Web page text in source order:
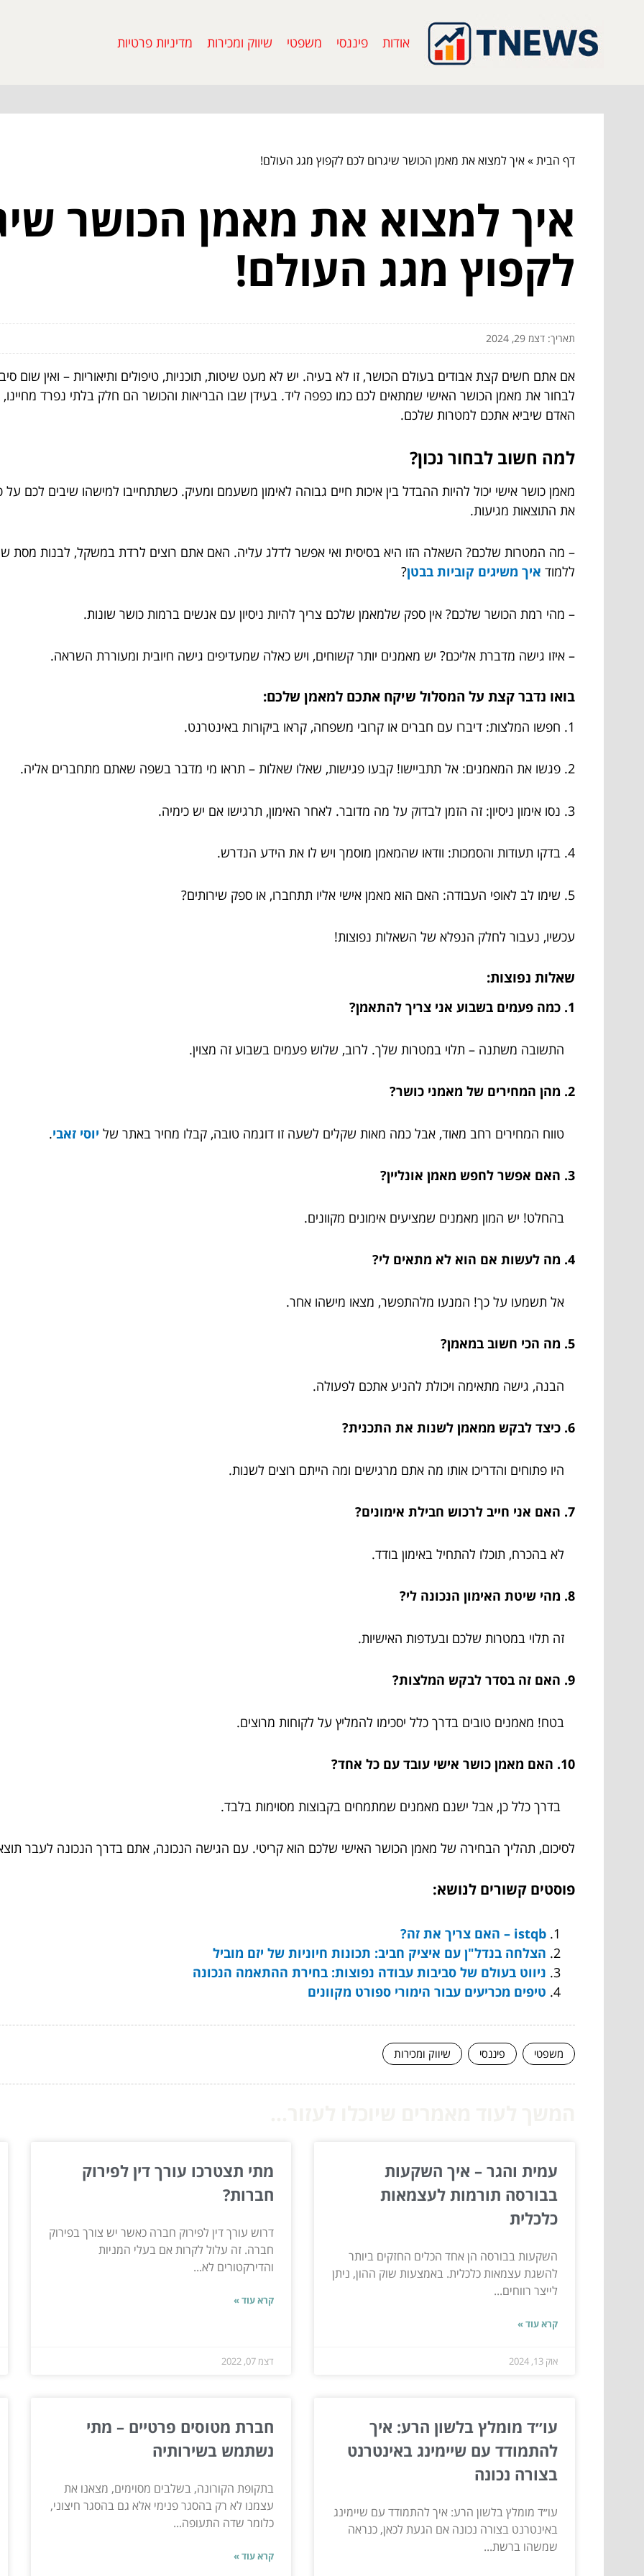
אודות פיננסי משפטי שיווק ומכירות מדיניות פרטיות
דף הבית»איך למצוא את מאמן הכושר שיגרום לכם לקפוץ מגג העולם!
איך למצוא את מאמן הכושר
לקפוץ מגג העולם!
תאריך: דצמ 29, 2024
אם אתם חשים קצת אבודים בעולם הכושר, זו לא בעיה. יש לא מעט שיטות, תוכניות, טיפולים ותיאוריות – ואין
לבחור את מאמן הכושר האישי שמתאים לכם כמו כפפה ליד. בעידן שבו הבריאות והכושר הם חלק בלתי נפרד
האדם שיביא אתכם למטרות שלכם.
למה חשוב לבחור נכון?
מאמן כושר אישי יכול להיות ההבדל בין איכות חיים גבוהה לאימון משעמם ומעיק. כשתתחייבו למישהו שיבים לכם
את התוצאות מגיעות.
– מה המטרות שלכם? השאלה הזו היא בסיסית ואי אפשר לדלג עליה. האם אתם רוצים לרדת במשקל, לבנות מסת
ללמוד איך משיגים קוביות בבטן?
– מהי רמת הכושר שלכם? אין ספק שלמאמן שלכם צריך להיות ניסיון עם אנשים ברמות כושר שונות.
– איזו גישה מדברת אליכם? יש מאמנים יותר קשוחים, ויש כאלה שמעדיפים גישה חיובית ומעוררת השראה.
בואו נדבר קצת על המסלול שיקח אתכם למאמן שלכם:
1. חפשו המלצות: דיברו עם חברים או קרובי משפחה, קראו ביקורות באינטרנט.
2. פגשו את המאמנים: אל תתביישו! קבעו פגישות, שאלו שאלות – תראו מי מדבר בשפה שאתם מתחברים אליה.
3. נסו אימון ניסיון: זה הזמן לבדוק על מה מדובר. לאחר האימון, תרגישו אם יש כימיה.
4. בדקו תעודות והסמכות: וודאו שהמאמן מוסמך ויש לו את הידע הנדרש.
5. שימו לב לאופי העבודה: האם הוא מאמן אישי אליו תתחברו, או ספק שירותים?
עכשיו, נעבור לחלק הנפלא של השאלות נפוצות!
שאלות נפוצות:
1. כמה פעמים בשבוע אני צריך להתאמן?
התשובה משתנה – תלוי במטרות שלך. לרוב, שלוש פעמים בשבוע זה מצוין.
2. מהן המחירים של מאמני כושר?
טווח המחירים רחב מאוד, אבל כמה מאות שקלים לשעה זו דוגמה טובה, קבלו מחיר באתר של יוסי זאבי.
3. האם אפשר לחפש מאמן אונליין?
בהחלט! יש המון מאמנים שמציעים אימונים מקוונים.
4. מה לעשות אם הוא לא מתאים לי?
אל תשמעו על כך! המנעו מלהתפשר, מצאו מישהו אחר.
5. מה הכי חשוב במאמן?
הבנה, גישה מתאימה ויכולת להניע אתכם לפעולה.
6. כיצד לבקש ממאמן לשנות את התכנית?
היו פתוחים והדריכו אותו מה אתם מרגישים ומה הייתם רוצים לשנות.
7. האם אני חייב לרכוש חבילת אימונים?
לא בהכרח, תוכלו להתחיל באימון בודד.
8. מהי שיטת האימון הנכונה לי?
זה תלוי במטרות שלכם ובעדפות האישיות.
9. האם זה בסדר לבקש המלצות?
בטח! מאמנים טובים בדרך כלל יסכימו להמליץ על לקוחות מרוצים.
10. האם מאמן כושר אישי עובד עם כל אחד?
בדרך כלל כן, אבל ישנם מאמנים שמתמחים בקבוצות מסוימות בלבד.
לסיכום, תהליך הבחירה של מאמן הכושר האישי שלכם הוא קריטי. עם הגישה הנכונה, אתם בדרך הנכונה לעבר
פוסטים קשורים לנושא:
istqb – האם צריך את זה?
הצלחה בנדל"ן עם איציק חביב: תכונות חיוניות של יזם מוביל
ניווט בעולם של סביבות עבודה נפוצות: בחירת ההתאמה הנכונה
טיפים מכריעים עבור הימורי ספורט מקוונים
משפטי פיננסי שיווק ומכירות
עמית והגר – איך השקעות
בבורסה תורמות לעצמאות
כלכלית
השקעות בבורסה הן אחד הכלים החזקים ביותר
להשגת עצמאות כלכלית. באמצעות שוק ההון, ניתן
לייצר רווחים...
קרא עוד »
אוק 13, 2024
מתי תצטרכו עורך דין לפירוק
חברות?
דרוש עורך דין לפירוק חברה כאשר יש צורך בפירוק
חברה. זה עלול לקרות אם בעלי המניות
והדירקטורים לא...
קרא עוד »
דצמ 07, 2022
עו״ד מומלץ בלשון הרע: איך
להתמודד עם שיימינג באינטרנט
בצורה נכונה
עו״ד מומלץ בלשון הרע: איך להתמודד עם שיימינג
באינטרנט בצורה נכונה אם הגעת לכאן, כנראה
שמשהו ברשת...
חברת מטוסים פרטיים – מתי
נשתמש בשירותיה
בתקופת הקורונה, בשלבים מסוימים, מצאנו את
עצמנו לא רק בהסגר פנימי אלא גם בהסגר חיצוני,
כלומר שדה התעופה...
קרא עוד »